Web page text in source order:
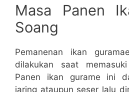
Masa Panen
Soang
Pemanenan ikan
dilakukan saat
Panen ikan gurame ini
jaring ataupun seser lalu